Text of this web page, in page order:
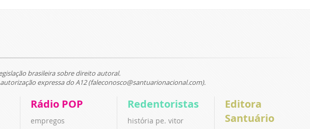
brasileira sobre direito autoral.
expressa do A12 (faleconosco@santuarionacional.com).
Rádio POP
empregos
Redentoristas
história pe. vitor
Editora
Santuário